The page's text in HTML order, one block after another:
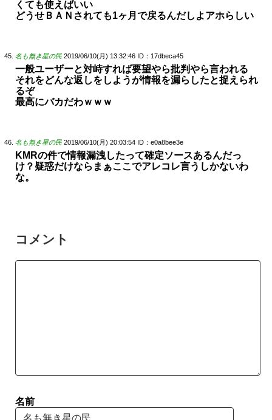
くても使えばいい
どうせＢＡＮされても1ヶ月で戻るんだしよアホらしい
名も無き星の民 2019/06/10(月) 13:32:46 ID：17dbeca45
一般ユーザーと対峙すれば要望やら批判やら言われる
それをどんな返しをしようが情報を漏らしたと捉えられ
るぞ
最高にバカだわｗｗｗ
名も無き星の民 2019/06/10(月) 20:03:54 ID：e0a8bee3e
KMRの件で情報漏洩したって確定ソースあるんだっ
け？疑惑だけならまぁここでアレコレ言うしかないわ
な。
コメント
名前